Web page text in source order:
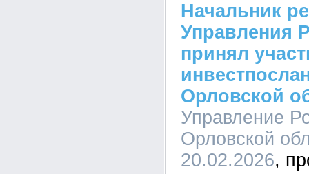
Начальник
Управления
принял
Орловской
Управление
Орловской
20.02.2026